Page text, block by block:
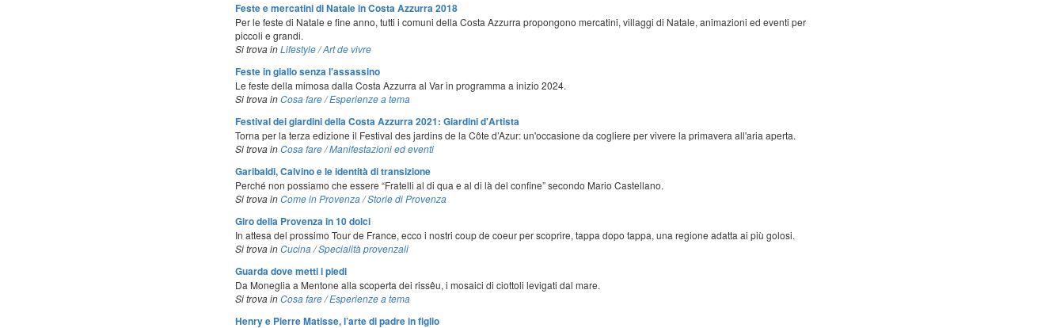
Feste e mercatini di Natale in Costa Azzurra 2018
Per le feste di Natale e fine anno, tutti i comuni della Costa Azzurra propongono mercatini, villaggi di Natale, animazioni ed eventi per
piccoli e grandi.
Si trova inLifestyle/Art de vivre
Feste in giallo senza l'assassino
Le feste della mimosa dalla Costa Azzurra al Var in programma a inizio 2024.
Si trova inCosa fare/Esperienze a tema
Festival dei giardini della Costa Azzurra 2021: Giardini d'Artista
Torna per la terza edizione il Festival des jardins de la Côte d’Azur: un'occasione da cogliere per vivere la primavera all'aria aperta.
Si trova inCosa fare/Manifestazioni ed eventi
Garibaldi, Calvino e le identità di transizione
Perché non possiamo che essere “Fratelli al di qua e al di là del confine” secondo Mario Castellano.
Si trova inCome in Provenza/Storie di Provenza
Giro della Provenza in 10 dolci
In attesa del prossimo Tour de France, ecco i nostri coup de coeur per scoprire, tappa dopo tappa, una regione adatta ai più golosi.
Si trova inCucina/Specialità provenzali
Guarda dove metti i piedi
Da Moneglia a Mentone alla scoperta dei rissêu, i mosaici di ciottoli levigati dal mare.
Si trova inCosa fare/Esperienze a tema
Henry e Pierre Matisse, l’arte di padre in figlio